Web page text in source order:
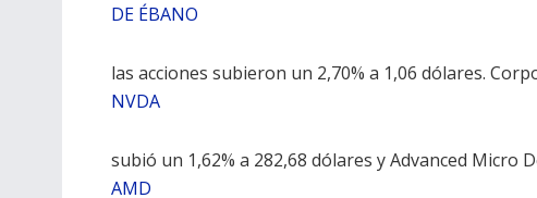
DE ÉBANO
las acciones subieron un 2,70% a 1,06 dólares.
NVDA
subió un 1,62% a 282,68 dólares y Advanced Micro
AMD